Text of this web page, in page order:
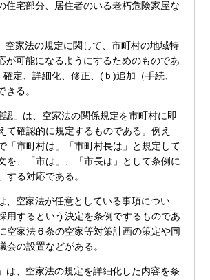
住宅部分、居住者のいる老朽危険家屋な
家法の規定に関して、市町村の地域特
が可能になるようにするためのものであ
確定、詳細化、修正、(ｂ)追加（手続、
きる。
」は、空家法の関係規定を市町村に即
て確認的に規定するものである。例え
「市町村は」「市町村長は」と規定して
を、「市は」、「市長は」として条例に
する対応である。
、空家法が任意としている事項につい
用するという決定を条例でするものであ
空家法６条の空家等対策計画の策定や同
会の設置などがある。
は、空家法の規定を詳細化した内容を条